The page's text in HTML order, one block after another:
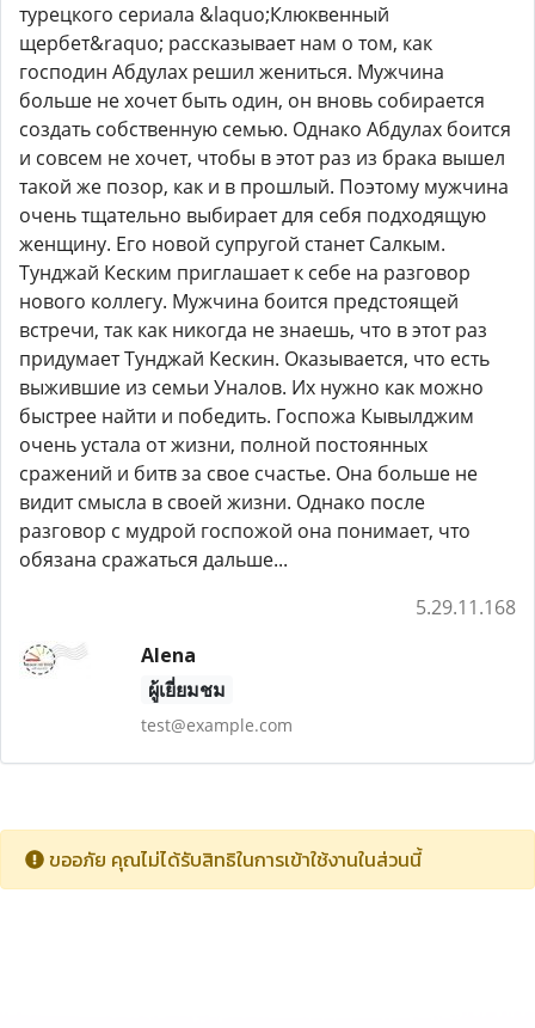
турецкого сериала &laquo;Клюквенный
щербет&raquo; рассказывает нам о том, как
господин Абдулах решил жениться. Мужчина
больше не хочет быть один, он вновь собирается
создать собственную семью. Однако Абдулах боится
и совсем не хочет, чтобы в этот раз из брака вышел
такой же позор, как и в прошлый. Поэтому мужчина
очень тщательно выбирает для себя подходящую
женщину. Его новой супругой станет Салкым.
Тунджай Кеским приглашает к себе на разговор
нового коллегу. Мужчина боится предстоящей
встречи, так как никогда не знаешь, что в этот раз
придумает Тунджай Кескин. Оказывается, что есть
выжившие из семьи Уналов. Их нужно как можно
быстрее найти и победить. Госпожа Кывылджим
очень устала от жизни, полной постоянных
сражений и битв за свое счастье. Она больше не
видит смысла в своей жизни. Однако после
разговор с мудрой госпожой она понимает, что
обязана сражаться дальше...
5.29.11.168
Alena
ผู้เยี่ยมชม
test@example.com
ขออภัย คุณไม่ได้รับสิทธิในการเข้าใช้งานในส่วนนี้